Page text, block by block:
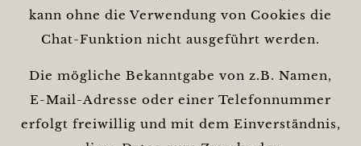
kann ohne die Verwendung von Cookies die
Chat-Funktion nicht ausgeführt werden.
Die mögliche Bekanntgabe von z.B. Namen,
E-Mail-Adresse oder einer Telefonnummer
erfolgt freiwillig und mit dem Einverständnis,